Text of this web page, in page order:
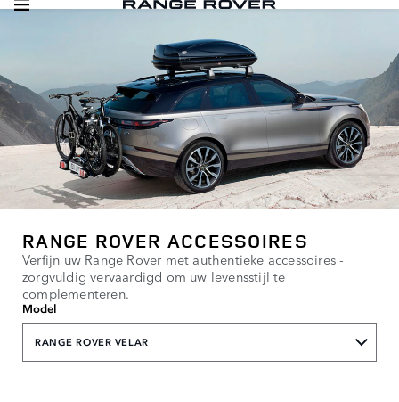
RANGE ROVER ACCESSOIRES
Verfijn uw Range Rover met authentieke accessoires -
zorgvuldig vervaardigd om uw levensstijl te
complementeren.
Model
RANGE ROVER VELAR